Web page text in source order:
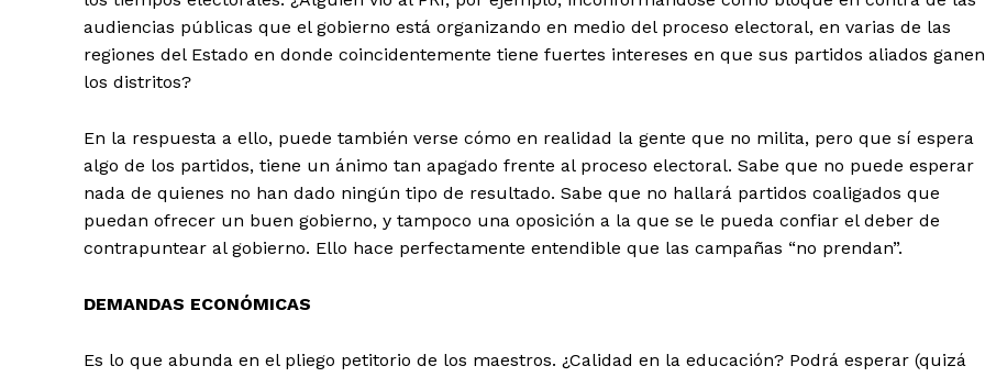
audiencias públicas que el gobierno está organizando en medio del proceso electoral, en varias de las
regiones del Estado en donde coincidentemente tiene fuertes intereses en que sus partidos aliados ganen
los distritos?
En la respuesta a ello, puede también verse cómo en realidad la gente que no milita, pero que sí espera
algo de los partidos, tiene un ánimo tan apagado frente al proceso electoral. Sabe que no puede esperar
nada de quienes no han dado ningún tipo de resultado. Sabe que no hallará partidos coaligados que
puedan ofrecer un buen gobierno, y tampoco una oposición a la que se le pueda confiar el deber de
contrapuntear al gobierno. Ello hace perfectamente entendible que las campañas “no prendan”.
DEMANDAS ECONÓMICAS
Es lo que abunda en el pliego petitorio de los maestros. ¿Calidad en la educación? Podrá esperar (quizá